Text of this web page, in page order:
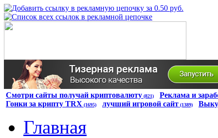
Смотри сайты получай криптовалюту (821)
Реклама и
Гонки за крипту TRX (1695) лучший игровой сайт (1389)
Главная